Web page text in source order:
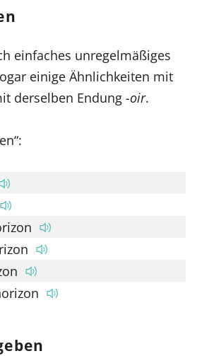
einfaches unregelmäßiges
einige Ähnlichkeiten mit
derselben Endung -oir.